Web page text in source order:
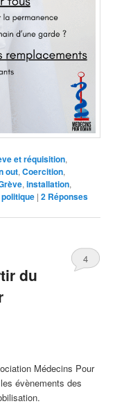
et réquisition,
out,Coercition,
,installation,
politique |2 Réponses
du
4
Médecins Pour
évènements des